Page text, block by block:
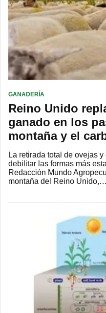
GANADERÍA
Reino Unido
ganado en los
montaña y el
La retirada total de ovejas
debilitar las formas más
Redacción Mundo
montaña del Reino Unido,…